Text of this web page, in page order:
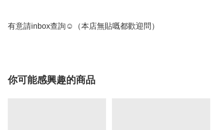
有意請inbox查詢☺️（本店無貼嘅都歡迎問） 
你可能感興趣的商品